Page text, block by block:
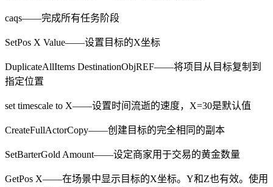
caqs——完成所有任务阶段
SetPos X Value——设置目标的X坐标
DuplicateAllItems DestinationObjREF——将项目从目标复制到
指定位置
set timescale to X——设置时间流逝的速度，X=30是默认值
CreateFullActorCopy——创建目标的完全相同的副本
SetBarterGold Amount——设定商家用于交易的黄金数量
GetPos X——在场景中显示目标的X坐标。Y和Z也有效。使用